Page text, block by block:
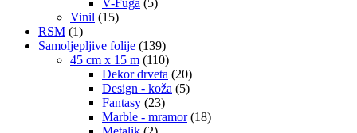
V-Fuga (5)
Vinil (15)
RSM (1)
Samoljepljive folije (139)
45 cm x 15 m (110)
Dekor drveta (20)
Design - koža (5)
Fantasy (23)
Marble - mramor (18)